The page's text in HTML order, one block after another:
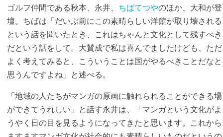
ゴルフ仲間である秋本、永井、 ちばてつやのほか、大和が登
壇。ちばは「だいぶ前にこの素晴らしい洋館が取り壊される
という話を聞いたとき、これはちゃんと文化として残すべき
だという話をして。大賛成で私は喜んでましたけども、ただ
よく考えてみると、こういうことは国がやるべきことだなと
思うんですよね」と述べる。
「地域の人たちがマンガの原画に触れられることができる場
ができてうれしい」と話す永井は、「マンガという文化がよ
うやく日の目を見るようになってきたと思います。これから